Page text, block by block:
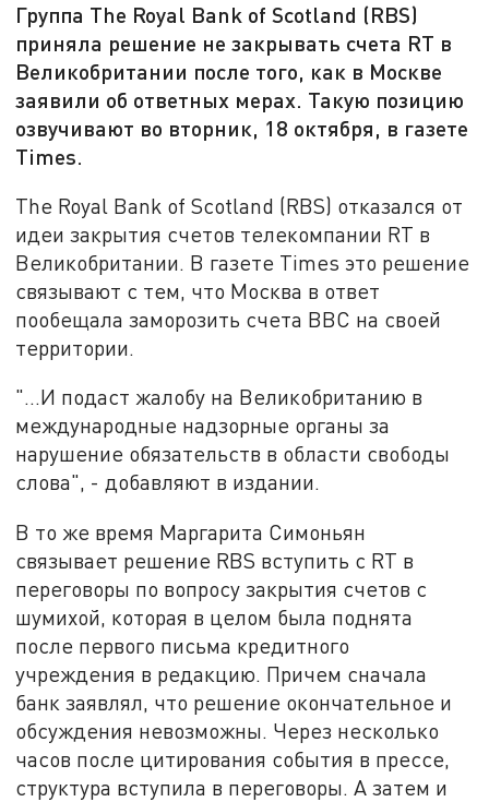
Группа The Royal Bank of Scotland (RBS)
приняла решение не закрывать счета RT в
Великобритании после того, как в Москве
заявили об ответных мерах. Такую позицию
озвучивают во вторник, 18 октября, в газете
Times.
The Royal Bank of Scotland (RBS) отказался от
идеи закрытия счетов телекомпании RT в
Великобритании. В газете Times это решение
связывают с тем, что Москва в ответ
пообещала заморозить счета BBC на своей
территории.
"...И подаст жалобу на Великобританию в
международные надзорные органы за
нарушение обязательств в области свободы
слова", - добавляют в издании.
В то же время Маргарита Симоньян
связывает решение RBS вступить с RT в
переговоры по вопросу закрытия счетов с
шумихой, которая в целом была поднята
после первого письма кредитного
учреждения в редакцию. Причем сначала
банк заявлял, что решение окончательное и
обсуждения невозможны. Через несколько
часов после цитирования события в прессе,
структура вступила в переговоры. А затем и